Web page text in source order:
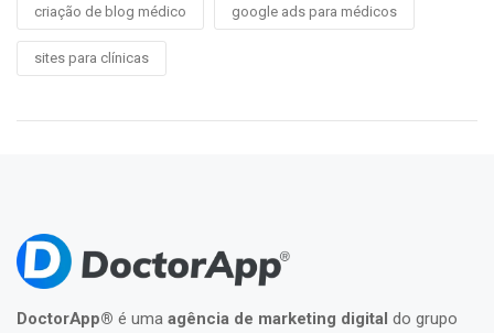
criação de blog médico google ads para médicos
sites para clínicas
DoctorApp® é uma agência de marketing digital do grupo